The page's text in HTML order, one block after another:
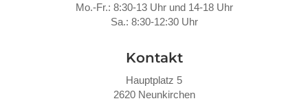
Mo.-Fr.: 8:30-13 Uhr und 14-18 Uhr
Sa.: 8:30-12:30 Uhr
Kontakt
Hauptplatz 5
2620 Neunkirchen